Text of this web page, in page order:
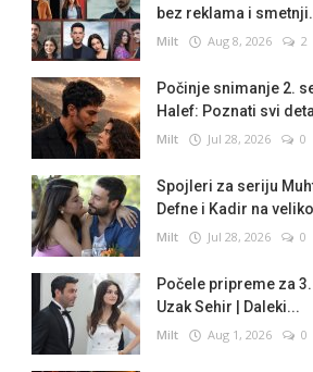
bez reklama i
Milt Aug 8, 2026 2
Počinje snimanje 2.
Halef: Poznati svi
Milt Jul 28, 2026 0
Spojleri za seriju
Defne i Kadir na
Milt Jul 28, 2026 0
Počele pripreme za
Uzak Sehir | Daleki...
Milt Aug 1, 2026 0